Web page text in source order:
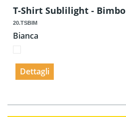
T-Shirt Sublilight - Bimbo
20.TSBIM
Bianca
Dettagli